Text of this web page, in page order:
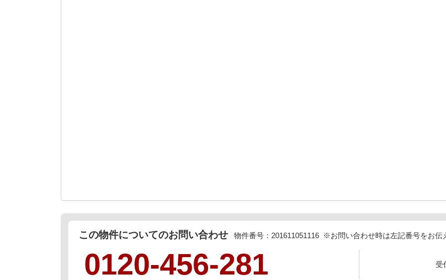
この物件についてのお問い合わせ 物件番号：201611051116 ※お問い合わせ時は左記番号をお伝
0120-456-281 受